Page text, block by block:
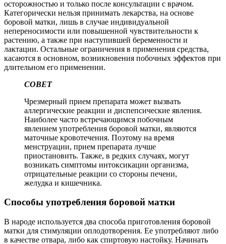
осторожностью и только после консультации с врачом.
Категорически нельзя принимать лекарства, на основе
боровой матки, лишь в случае индивидуальной
непереносимости или повышенной чувствительности к
растению, а также при наступившей беременности и
лактации. Остальные ограничения в применения средства,
касаются в основном, возникновения побочных эффектов при
длительном его применении.
СОВЕТ
Чрезмерный прием препарата может вызвать
аллергические реакции и диспепсические явления.
Наиболее часто встречающимся побочным
явлением употребления боровой матки, являются
маточные кровотечения. Поэтому на время
менструации, прием препарата лучше
приостановить. Также, в редких случаях, могут
возникать симптомы интоксикации организма,
отрицательные реакции со стороны печени,
желудка и кишечника.
Способы употребления боровой матки
В народе используется два способа приготовления боровой
матки для стимуляции оплодотворения. Ее употребляют либо
в качестве отвара, либо как спиртовую настойку. Начинать